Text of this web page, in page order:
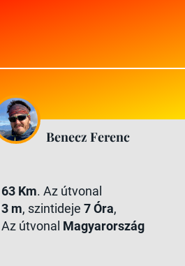
Benecz Ferenc
63 Km. Az útvonal
m, szintideje 7 Óra,
útvonal Magyarország